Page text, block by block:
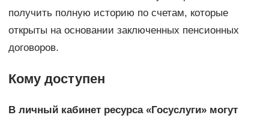
получить полную историю по счетам, которые
открыты на основании заключенных пенсионных
договоров.
Кому доступен
В личный кабинет ресурса «Госуслуги» могут